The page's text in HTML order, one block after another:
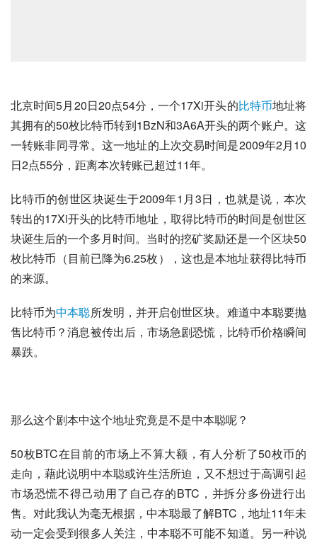
北京时间5月20日20点54分，一个17Xi开头的比特币地址将
其拥有的50枚比特币转到1BzN和3A6A开头的两个账户。这
一转账非同寻常。这一地址的上次交易时间是2009年2月10
日2点55分，距离本次转账已超过11年。
比特币的创世区块诞生于2009年1月3日，也就是说，本次
转出的17Xi开头的比特币地址，取得比特币的时间是创世区
块诞生后的一个多月时间。当时的挖矿奖励还是一个区块50
枚比特币（目前已降为6.25枚），这也是本地址获得比特币
的来源。
比特币为中本聪所发明，并开启创世区块。难道中本聪要抛
售比特币？消息被传出后，市场急剧恐慌，比特币价格瞬间
暴跌。
那么这个剧本中这个地址究竟是不是中本聪呢？
50枚BTC在目前的市场上不算大额，有人分析了50枚币的
走向，藉此说明中本聪或许生活所迫，又不想过于高调引起
市场恐慌不得己动用了自己存的BTC，并拆分多份进行出
售。对此我认为毫无根据，中本聪最了解BTC，地址11年未
动一定会受到很多人关注，中本聪不可能不知道。另一种说